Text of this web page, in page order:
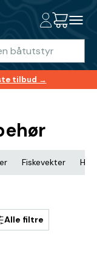
tilbud →
Fiskevekter
Alle filtre